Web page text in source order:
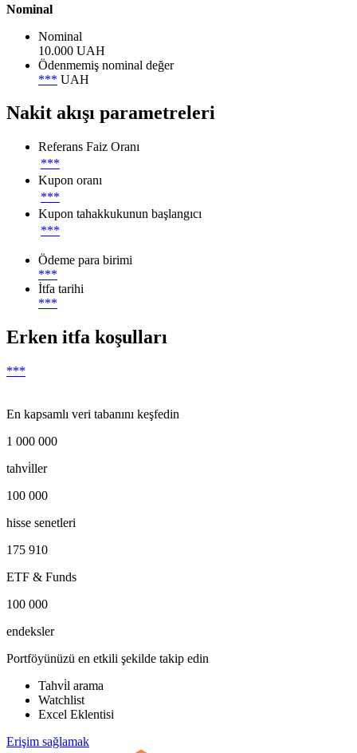
Nominal
Nominal
10.000 UAH
Ödenmemiş nominal değer
*** UAH
Nakit akışı parametreleri
Referans Faiz Oranı
***
Kupon oranı
***
Kupon tahakkukunun başlangıcı
***
Ödeme para birimi
***
İtfa tarihi
***
Erken itfa koşulları
***
En kapsamlı veri tabanını keşfedin
1 000 000
tahvi̇ller
100 000
hisse senetleri
175 910
ETF & Funds
100 000
endeksler
Portföyünüzü en etkili şekilde takip edin
Tahvi̇l arama
Watchlist
Excel Eklentisi
Erişim sağlamak